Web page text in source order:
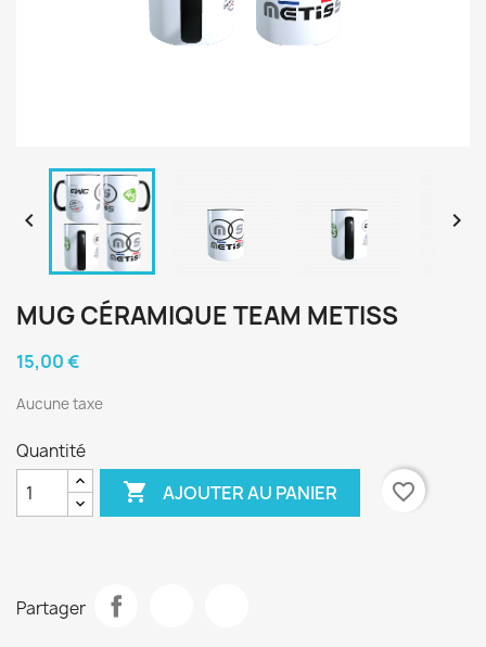
 
MUG CÉRAMIQUE TEAM METISS
15,00 €
Aucune taxe
Quantité
 AJOUTER AU PANIER favorite_border
Partager